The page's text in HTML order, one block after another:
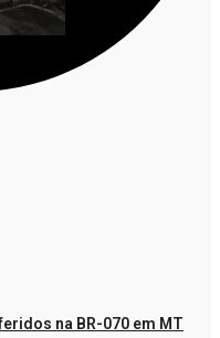
na BR-070 em MT